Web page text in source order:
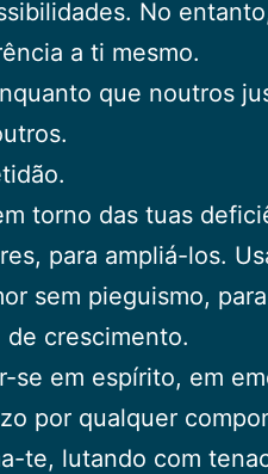
No
a ti mesmo.
que noutros
torno das tuas
para ampliá-los.
sem pieguismo,
crescimento.
se em espírito, em
por qualquer
te, lutando com